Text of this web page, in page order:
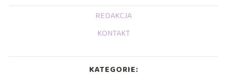
REDAKCJA
KONTAKT
KATEGORIE: